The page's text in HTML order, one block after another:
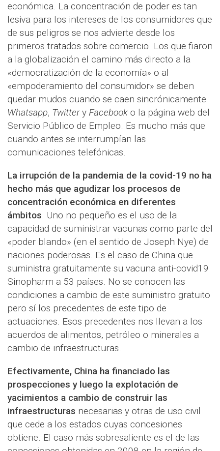
económica. La concentración de poder es tan
lesiva para los intereses de los consumidores que
de sus peligros se nos advierte desde los
primeros tratados sobre comercio. Los que fiaron
a la globalización el camino más directo a la
«democratización de la economía» o al
«empoderamiento del consumidor» se deben
quedar mudos cuando se caen sincrónicamente
Whatsapp, Twittery Facebook o la página web del
Servicio Público de Empleo. Es mucho más que
cuando antes se interrumpían las
comunicaciones telefónicas.
La irrupción de la pandemia de la covid-19 no ha
hecho más que agudizar los procesos de
concentración económica en diferentes
ámbitos. Uno no pequeño es el uso de la
capacidad de suministrar vacunas como parte del
«poder blando» (en el sentido de Joseph Nye) de
naciones poderosas. Es el caso de China que
suministra gratuitamente su vacuna anti-covid19
Sinopharm a 53 países. No se conocen las
condiciones a cambio de este suministro gratuito
pero sí los precedentes de este tipo de
actuaciones. Esos precedentes nos llevan a los
acuerdos de alimentos, petróleo o minerales a
cambio de infraestructuras.
Efectivamente, China ha financiado las
prospecciones y luego la explotación de
yacimientos a cambio de construir las
infraestructuras necesarias y otras de uso civil
que cede a los estados cuyas concesiones
obtiene. El caso más sobresaliente es el de las